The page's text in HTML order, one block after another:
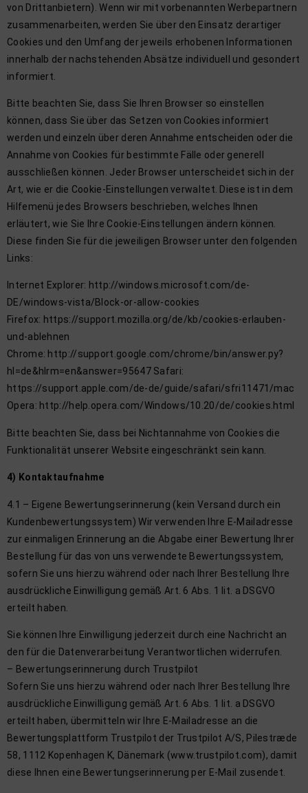
von Drittanbietern). Wenn wir mit vorbenannten Werbepartnern
zusammenarbeiten, werden Sie über den Einsatz derartiger
Cookies und den Umfang der jeweils erhobenen Informationen
innerhalb der nachstehenden Absätze individuell und gesondert
informiert.
Bitte beachten Sie, dass Sie Ihren Browser so einstellen
können, dass Sie über das Setzen von Cookies informiert
werden und einzeln über deren Annahme entscheiden oder die
Annahme von Cookies für bestimmte Fälle oder generell
ausschließen können. Jeder Browser unterscheidet sich in der
Art, wie er die Cookie-Einstellungen verwaltet. Diese ist in dem
Hilfemenü jedes Browsers beschrieben, welches Ihnen
erläutert, wie Sie Ihre Cookie-Einstellungen ändern können.
Diese finden Sie für die jeweiligen Browser unter den folgenden
Links:
Internet Explorer: http://windows.microsoft.com/de-
DE/windows-vista/Block-or-allow-cookies
Firefox: https://support.mozilla.org/de/kb/cookies-erlauben-
und-ablehnen
Chrome: http://support.google.com/chrome/bin/answer.py?
hl=de&hlrm=en&answer=95647 Safari:
https://support.apple.com/de-de/guide/safari/sfri11471/mac
Opera: http://help.opera.com/Windows/10.20/de/cookies.html
Bitte beachten Sie, dass bei Nichtannahme von Cookies die
Funktionalität unserer Website eingeschränkt sein kann.
4) Kontaktaufnahme
4.1 – Eigene Bewertungserinnerung (kein Versand durch ein
Kundenbewertungssystem) Wir verwenden Ihre E-Mailadresse
zur einmaligen Erinnerung an die Abgabe einer Bewertung Ihrer
Bestellung für das von uns verwendete Bewertungssystem,
sofern Sie uns hierzu während oder nach Ihrer Bestellung Ihre
ausdrückliche Einwilligung gemäß Art. 6 Abs. 1 lit. a DSGVO
erteilt haben.
Sie können Ihre Einwilligung jederzeit durch eine Nachricht an
den für die Datenverarbeitung Verantwortlichen widerrufen.
– Bewertungserinnerung durch Trustpilot
Sofern Sie uns hierzu während oder nach Ihrer Bestellung Ihre
ausdrückliche Einwilligung gemäß Art. 6 Abs. 1 lit. a DSGVO
erteilt haben, übermitteln wir Ihre E-Mailadresse an die
Bewertungsplattform Trustpilot der Trustpilot A/S, Pilestræde
58, 1112 Kopenhagen K, Dänemark (www.trustpilot.com), damit
diese Ihnen eine Bewertungserinnerung per E-Mail zusendet.